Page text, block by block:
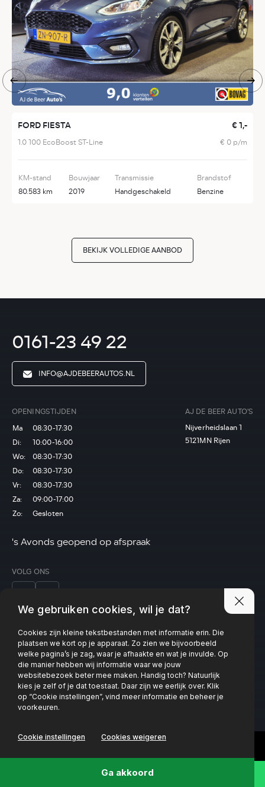
FORD FIESTA
1.0 100 EcoBoost ST-Line
€ 1,-
€ 0 p/m
KM-stand
80.583 km
Bouwjaar
2019
Transmissie
Handgeschakeld
Brandstof
Benzine
BEKIJK VOLLEDIGE AANBOD
0161-23 49 22
INFO@AJDEBEERAUTOS.NL
OPENINGSTIJDEN
Ma
08:30-17:30
Di:
10:00-16:00
Wo:
08:30-17:30
Do:
08:30-17:30
Vr:
08:30-17:30
Za:
09:00-17:00
Zo:
Gesloten
's Avonds geopend op afspraak
AJ DE BEER AUTO'S
Nijverheidslaan 1
5121MN Rijen
VOLG ONS
Privacy policy
We gebruiken cookies, wil je dat?
Cookies zijn kleine tekstbestanden met informatie erin. Die
plaatsen we kort op je apparaat. Zo zien we bijvoorbeeld
welke pagina’s je zag, waar je afhaakte en wat je invulde. Op
die manier hebben wij informatie waar we jouw
websitebezoek beter mee maken. Handig toch? Natuurlijk
kies je zelf of je dat toestaat. Daar zijn we eerlijk over. Klik
op “Cookie instellingen”, vind meer informatie en beheer je
voorkeuren.
Cookie instellingen Cookies weigeren
Ga akkoord